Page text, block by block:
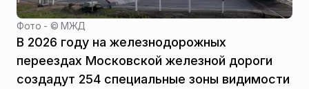
Фото - ©МЖД
В 2026 году на железнодорожных
переездах Московской железной дороги
создадут 254 специальные зоны видимости